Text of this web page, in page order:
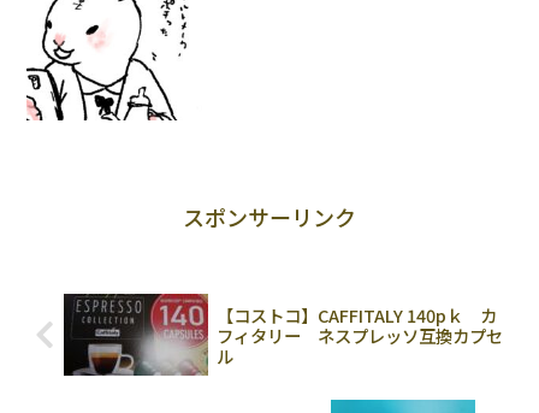
スポンサーリンク
【コストコ】CAFFITALY 140pｋ カ
フィタリー ネスプレッソ互換カプセ
ル